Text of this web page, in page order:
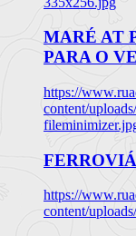
MARÉ AT
PARA O
https://
content/
https://
content/